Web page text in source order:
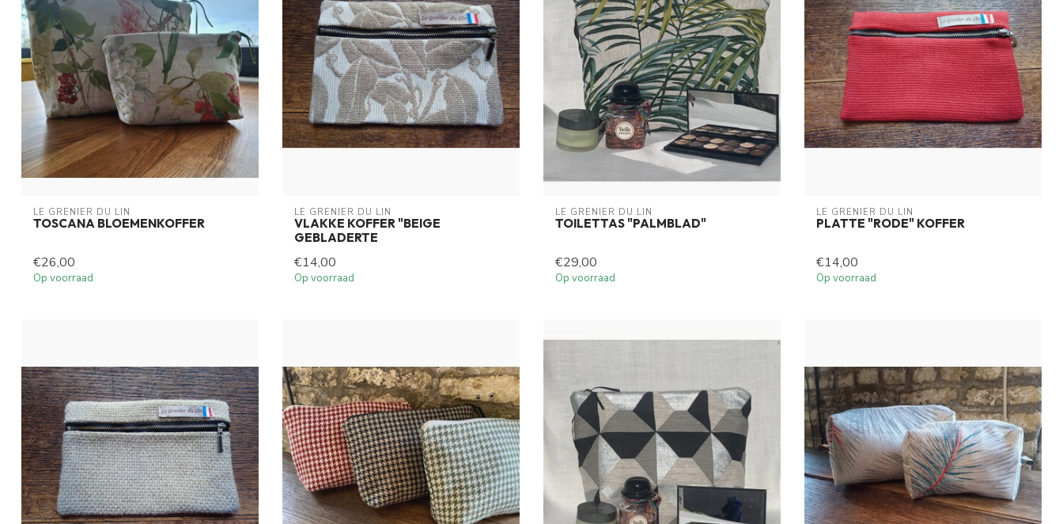
LE GRENIER DU LIN
TOSCANA BLOEMENKOFFER
€26,00
Op voorraad
LE GRENIER DU LIN
VLAKKE KOFFER "BEIGE
GEBLADERTE
€14,00
Op voorraad
LE GRENIER DU LIN
TOILETTAS "PALMBLAD"
€29,00
Op voorraad
LE GRENIER DU LIN
PLATTE "RODE" KOFFER
€14,00
Op voorraad